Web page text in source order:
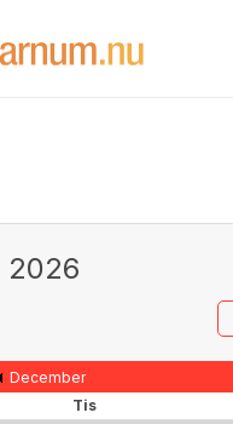
2026
December
Tis